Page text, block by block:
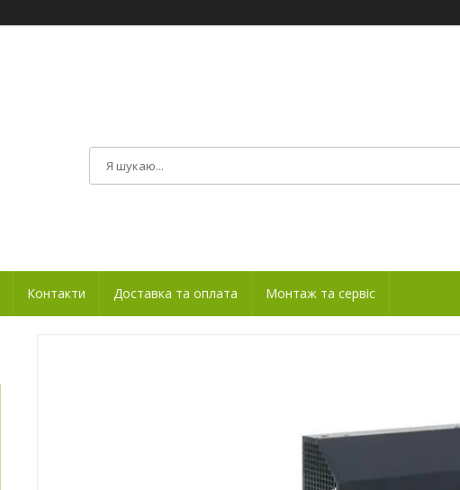
Контакти Доставка та оплата Монтаж та сервіс